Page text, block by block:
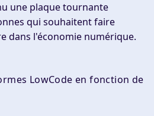
une plaque tournante
qui souhaitent faire
dans l'économie numérique.
LowCode en fonction de